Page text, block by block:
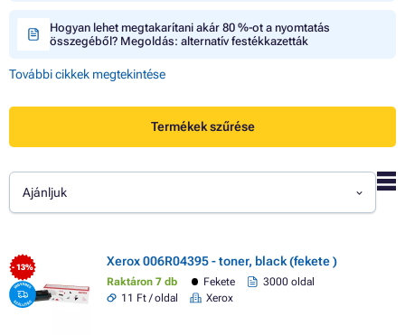
Hogyan lehet megtakarítani akár 80 %-ot a nyomtatás
összegéből? Megoldás: alternatív festékkazetták
További cikkek megtekintése
Termékek szűrése
Ajánljuk
- 13% Xerox 006R04395 - toner, black (fekete )
Raktáron 7 db Fekete
3000 oldal
11 Ft / oldal
Xerox